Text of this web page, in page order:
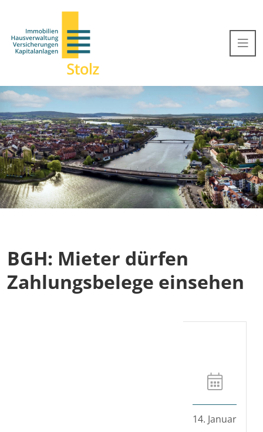
BGH: Mieter dürfen
Zahlungsbelege einsehen
14. Januar